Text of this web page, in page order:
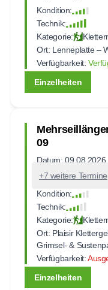
Kondition:
Technik:
Kategorie:
Ort: Lenneplatte –
Verfügbarkeit:
Einzelheiten
09
Datum: 09.08.2026
+7 weitere Termine
Kondition:
Technik:
Kategorie:
Ort: Plaisir
Grimsel- &
Verfügbarkeit:
Einzelheiten